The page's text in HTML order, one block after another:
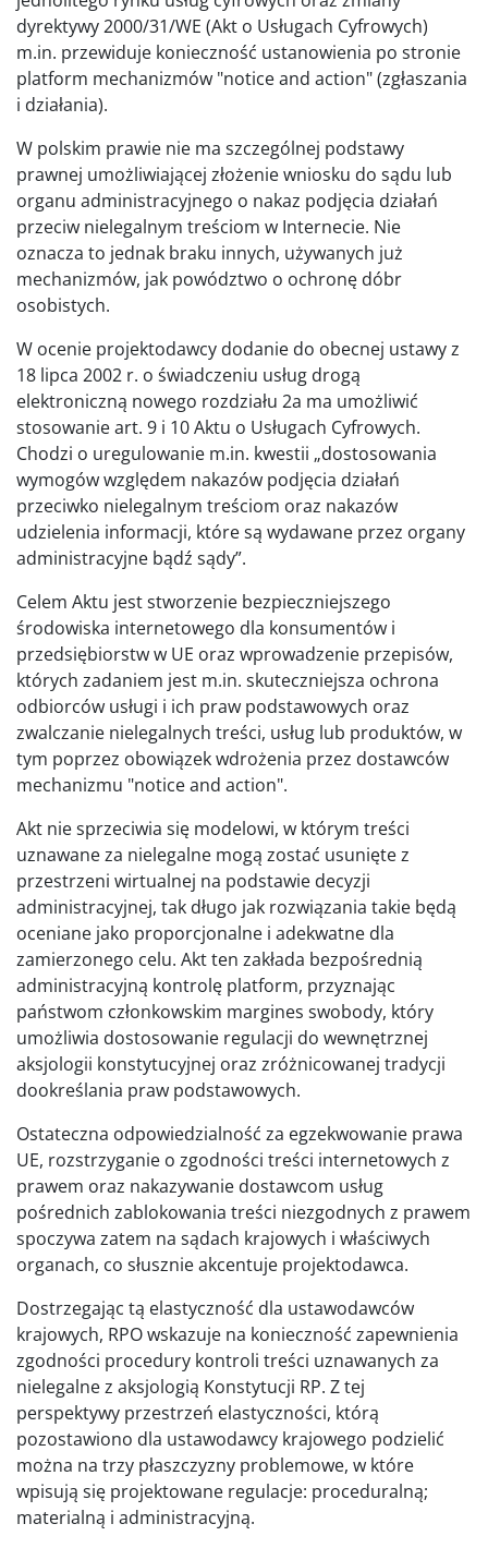
dyrektywy 2000/31/WE (Akt o Usługach Cyfrowych)
m.in. przewiduje konieczność ustanowienia po stronie
platform mechanizmów "notice and action" (zgłaszania
i działania).
W polskim prawie nie ma szczególnej podstawy
prawnej umożliwiającej złożenie wniosku do sądu lub
organu administracyjnego o nakaz podjęcia działań
przeciw nielegalnym treściom w Internecie. Nie
oznacza to jednak braku innych, używanych już
mechanizmów, jak powództwo o ochronę dóbr
osobistych.
W ocenie projektodawcy dodanie do obecnej ustawy z
18 lipca 2002 r. o świadczeniu usług drogą
elektroniczną nowego rozdziału 2a ma umożliwić
stosowanie art. 9 i 10 Aktu o Usługach Cyfrowych.
Chodzi o uregulowanie m.in. kwestii „dostosowania
wymogów względem nakazów podjęcia działań
przeciwko nielegalnym treściom oraz nakazów
udzielenia informacji, które są wydawane przez organy
administracyjne bądź sądy”.
Celem Aktu jest stworzenie bezpieczniejszego
środowiska internetowego dla konsumentów i
przedsiębiorstw w UE oraz wprowadzenie przepisów,
których zadaniem jest m.in. skuteczniejsza ochrona
odbiorców usługi i ich praw podstawowych oraz
zwalczanie nielegalnych treści, usług lub produktów, w
tym poprzez obowiązek wdrożenia przez dostawców
mechanizmu "notice and action".
Akt nie sprzeciwia się modelowi, w którym treści
uznawane za nielegalne mogą zostać usunięte z
przestrzeni wirtualnej na podstawie decyzji
administracyjnej, tak długo jak rozwiązania takie będą
oceniane jako proporcjonalne i adekwatne dla
zamierzonego celu. Akt ten zakłada bezpośrednią
administracyjną kontrolę platform, przyznając
państwom członkowskim margines swobody, który
umożliwia dostosowanie regulacji do wewnętrznej
aksjologii konstytucyjnej oraz zróżnicowanej tradycji
dookreślania praw podstawowych.
Ostateczna odpowiedzialność za egzekwowanie prawa
UE, rozstrzyganie o zgodności treści internetowych z
prawem oraz nakazywanie dostawcom usług
pośrednich zablokowania treści niezgodnych z prawem
spoczywa zatem na sądach krajowych i właściwych
organach, co słusznie akcentuje projektodawca.
Dostrzegając tą elastyczność dla ustawodawców
krajowych, RPO wskazuje na konieczność zapewnienia
zgodności procedury kontroli treści uznawanych za
nielegalne z aksjologią Konstytucji RP. Z tej
perspektywy przestrzeń elastyczności, którą
pozostawiono dla ustawodawcy krajowego podzielić
można na trzy płaszczyzny problemowe, w które
wpisują się projektowane regulacje: proceduralną;
materialną i administracyjną.